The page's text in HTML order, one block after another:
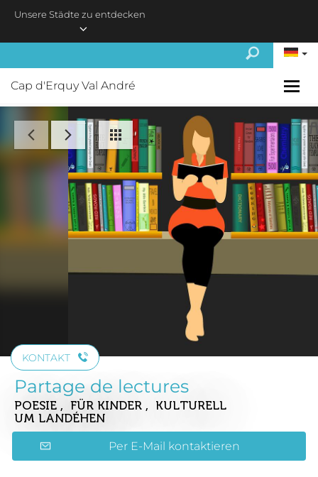
Unsere Städte zu entdecken
Cap d'Erquy Val André
KONTAKT
Partage de lectures
POESIE , FÜR KINDER , KULTURELL
UM LANDÉHEN
Per E-Mail kontaktieren